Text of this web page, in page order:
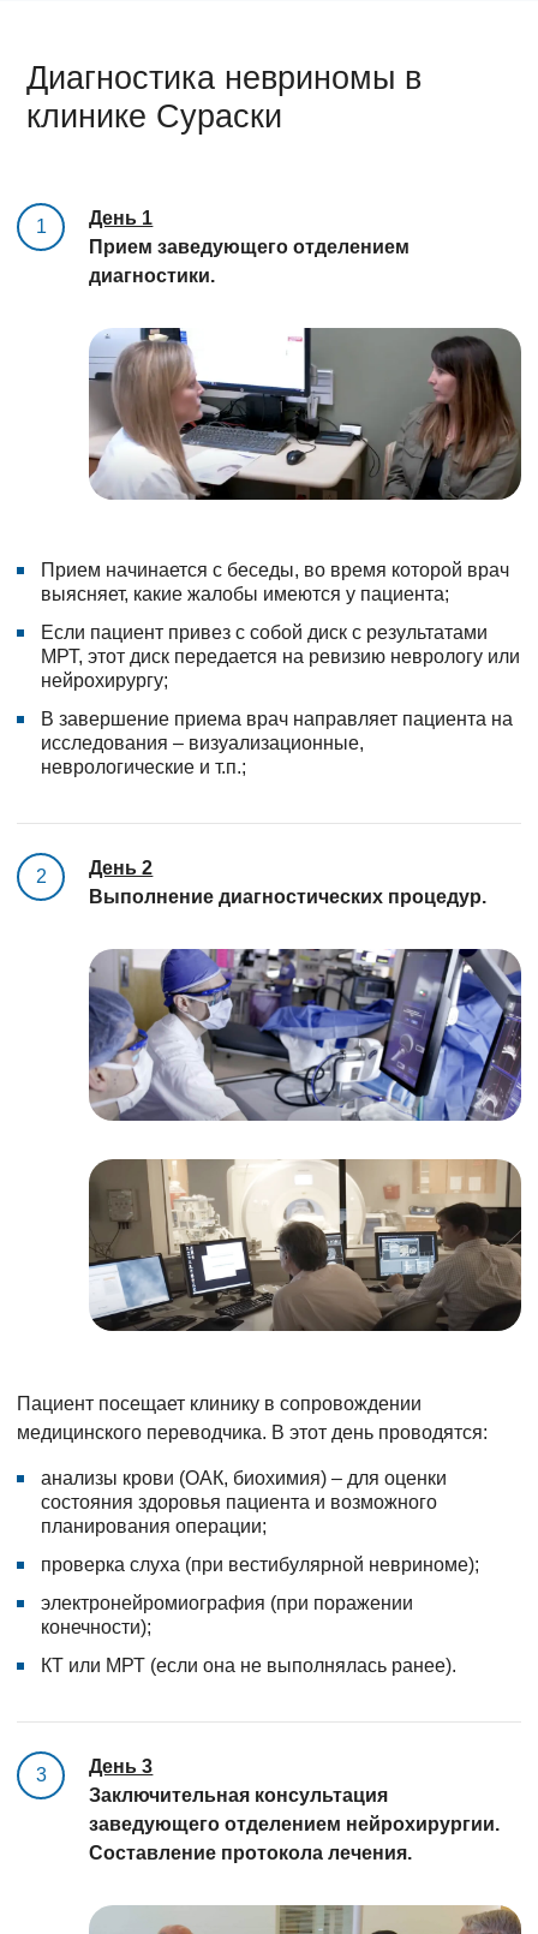
Диагностика невриномы в
клинике Сураски
1
День 1
Прием заведующего отделением
диагностики.
Прием начинается с беседы, во время которой врач
выясняет, какие жалобы имеются у пациента;
Если пациент привез с собой диск с результатами
МРТ, этот диск передается на ревизию неврологу или
нейрохирургу;
В завершение приема врач направляет пациента на
исследования – визуализационные,
неврологические и т.п.;
2
День 2
Выполнение диагностических процедур.
Пациент посещает клинику в сопровождении
медицинского переводчика. В этот день проводятся:
анализы крови (ОАК, биохимия) – для оценки
состояния здоровья пациента и возможного
планирования операции;
проверка слуха (при вестибулярной невриноме);
электронейромиография (при поражении
конечности);
КТ или МРТ (если она не выполнялась ранее).
3
День 3
Заключительная консультация
заведующего отделением нейрохирургии.
Составление протокола лечения.